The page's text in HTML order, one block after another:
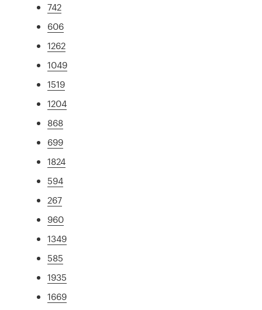
742
606
1262
1049
1519
1204
868
699
1824
594
267
960
1349
585
1935
1669